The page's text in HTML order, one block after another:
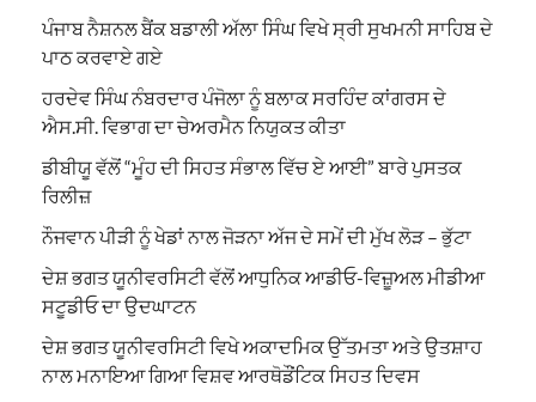
ਪੰਜਾਬ ਨੈਸ਼ਨਲ ਬੈਂਕ ਬਡਾਲੀ ਅੱਲਾ ਸਿੰਘ ਵਿਖੇ ਸ੍ਰੀ ਸੁਖਮਨੀ ਸਾਹਿਬ ਦੇ
ਪਾਠ ਕਰਵਾਏ ਗਏ
ਹਰਦੇਵ ਸਿੰਘ ਨੰਬਰਦਾਰ ਪੰਜੋਲਾ ਨੂੰ ਬਲਾਕ ਸਰਹਿੰਦ ਕਾਂਗਰਸ ਦੇ
ਐਸ.ਸੀ. ਵਿਭਾਗ ਦਾ ਚੇਅਰਮੈਨ ਨਿਯੁਕਤ ਕੀਤਾ
ਡੀਬੀਯੂ ਵੱਲੋਂ “ਮੂੰਹ ਦੀ ਸਿਹਤ ਸੰਭਾਲ ਵਿੱਚ ਏ ਆਈ” ਬਾਰੇ ਪੁਸਤਕ
ਰਿਲੀਜ਼
ਨੌਜਵਾਨ ਪੀੜੀ ਨੂੰ ਖੇਡਾਂ ਨਾਲ ਜੋੜਨਾ ਅੱਜ ਦੇ ਸਮੇਂ ਦੀ ਮੁੱਖ ਲੋੜ – ਭੁੱਟਾ
ਦੇਸ਼ ਭਗਤ ਯੂਨੀਵਰਸਿਟੀ ਵੱਲੋਂ ਆਧੁਨਿਕ ਆਡੀਓ-ਵਿਜ਼ੂਅਲ ਮੀਡੀਆ
ਸਟੂਡੀਓ ਦਾ ਉਦਘਾਟਨ
ਦੇਸ਼ ਭਗਤ ਯੂਨੀਵਰਸਿਟੀ ਵਿਖੇ ਅਕਾਦਮਿਕ ਉੱਤਮਤਾ ਅਤੇ ਉਤਸ਼ਾਹ
ਨਾਲ ਮਨਾਇਆ ਗਿਆ ਵਿਸ਼ਵ ਆਰਥੋਡੌਂਟਿਕ ਸਿਹਤ ਦਿਵਸ